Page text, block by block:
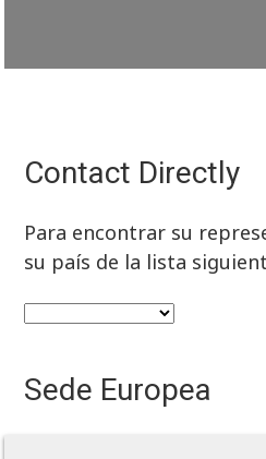
Contact Directly
Para encontrar su
su país de la lista
Sede Europea